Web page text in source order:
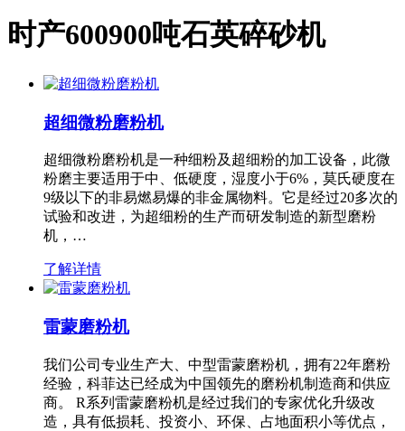
时产600900吨石英碎砂机
超细微粉磨粉机
超细微粉磨粉机是一种细粉及超细粉的加工设备，此微
粉磨主要适用于中、低硬度，湿度小于6%，莫氏硬度在
9级以下的非易燃易爆的非金属物料。它是经过20多次的
试验和改进，为超细粉的生产而研发制造的新型磨粉
机，…
了解详情
雷蒙磨粉机
我们公司专业生产大、中型雷蒙磨粉机，拥有22年磨粉
经验，科菲达已经成为中国领先的磨粉机制造商和供应
商。 R系列雷蒙磨粉机是经过我们的专家优化升级改
造，具有低损耗、投资小、环保、占地面积小等优点，